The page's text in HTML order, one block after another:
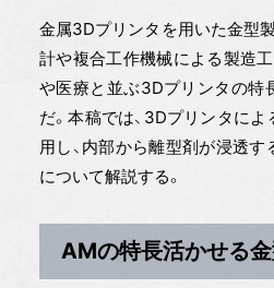
金属3Dプリンタを用いた金型
計や複合工作機械による製造
や医療と並ぶ3Dプリンタの特
だ。本稿では、3Dプリンタに
用し、内部から離型剤が浸透
について解説する。
AMの特長活かせる